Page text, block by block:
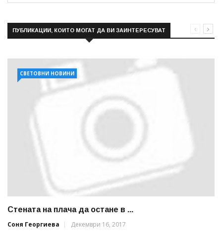
ПУБЛИКАЦИИ, КОИТО МОГАТ ДА ВИ ЗАИНТЕРЕСУВАТ
СВЕТОВНИ НОВИНИ
Стената на плача да остане в ...
Соня Георгиева
Декември 16, 2017